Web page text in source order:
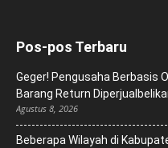
Pos-pos Terbaru
Geger! Pengusaha Berbasis
Barang Return
Agustus 8, 2026
Beberapa Wilayah di